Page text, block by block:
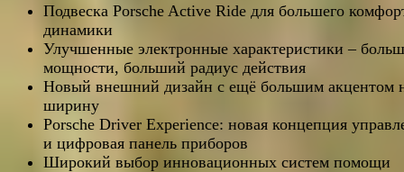
Подвеска Porsche Active Ride для большего
динамики
Улучшенные электронные характеристики –
мощности, больший радиус действия
Новый внешний дизайн с ещё большим акцентом
ширину
Porsche Driver Experience: новая концепция
и цифровая панель приборов
Широкий выбор инновационных систем помощи